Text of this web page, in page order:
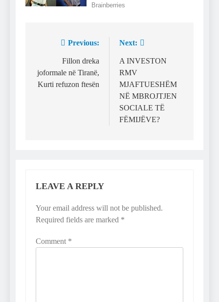
navigation
Previous:
Fillon dreka
joformale në Tiranë,
Kurti refuzon ftesën
Next:
A INVESTON
RMV
MJAFTUESHËM
NË MBROJTJEN
SOCIALE TË
FËMIJËVE?
LEAVE A REPLY
Your email address will not be published.
Required fields are marked *
Comment *